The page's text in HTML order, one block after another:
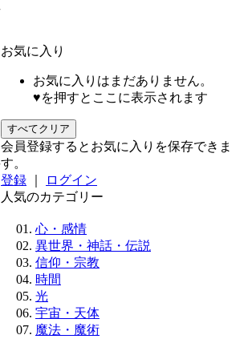
お気に入り
お気に入りはまだありません。
♥を押すとここに表示されます
すべてクリア
会員登録するとお気に入りを保存できま
す。
登録
ログイン
人気のカテゴリー
心・感情
異世界・神話・伝説
信仰・宗教
時間
光
宇宙・天体
魔法・魔術